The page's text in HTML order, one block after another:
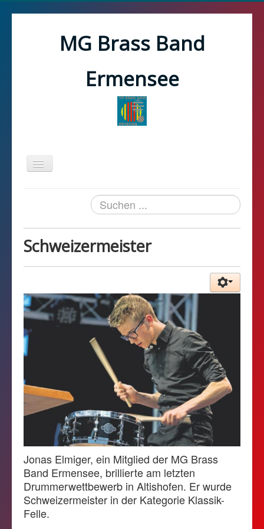
MG Brass Band
Ermensee
Toggle
News
Verein
Kontakt
Gönnerseite
Suchen
...
Schweizermeister
Jonas Elmiger, ein Mitglied der MG Brass
Band Ermensee, brillierte am letzten
Drummerwettbewerb in Altishofen. Er wurde
Schweizermeister in der Kategorie Klassik-
Felle.